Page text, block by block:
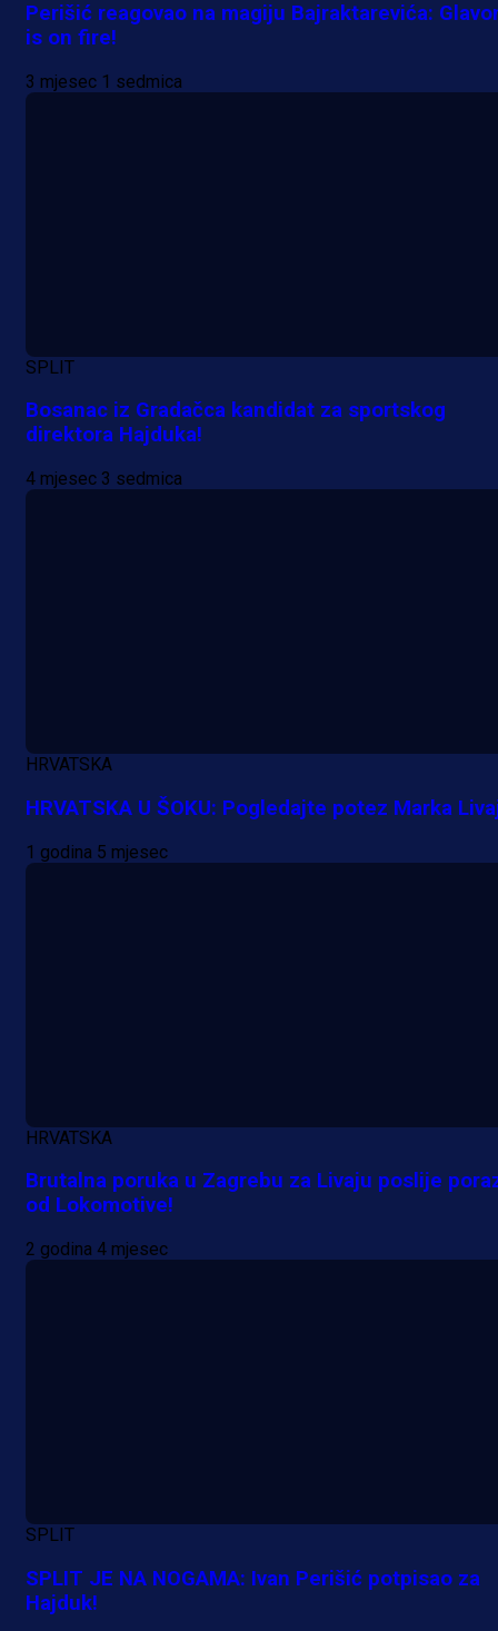
1 dan 16 h
Da li je selektor zadovoljan: Evo
Perišić reagovao na magiju Bajraktarevića:
is on fire!
3 mjesec 1 sedmica
SPLIT
Bosanac iz Gradačca kandidat za sportskog
direktora Hajduka!
4 mjesec 3 sedmica
HRVATSKA
HRVATSKA U ŠOKU: Pogledajte potez Marka
1 godina 5 mjesec
HRVATSKA
Brutalna poruka u Zagrebu za Livaju poslije
od Lokomotive!
2 godina 4 mjesec
SPLIT
SPLIT JE NA NOGAMA: Ivan Perišić potpisao za
Hajduk!